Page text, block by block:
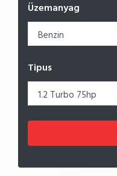
Üzemanyag
Tipus